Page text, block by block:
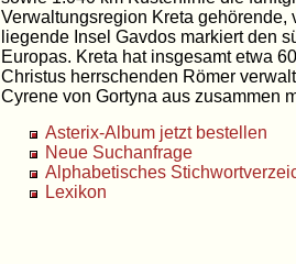
Verwaltungsregion Kreta gehörende,
liegende Insel Gavdos markiert den
Europas. Kreta hat insgesamt etwa
Christus herrschenden Römer
Cyrene von Gortyna aus zusammen
Asterix-Album jetzt bestellen
Neue Suchanfrage
Alphabetisches
Lexikon